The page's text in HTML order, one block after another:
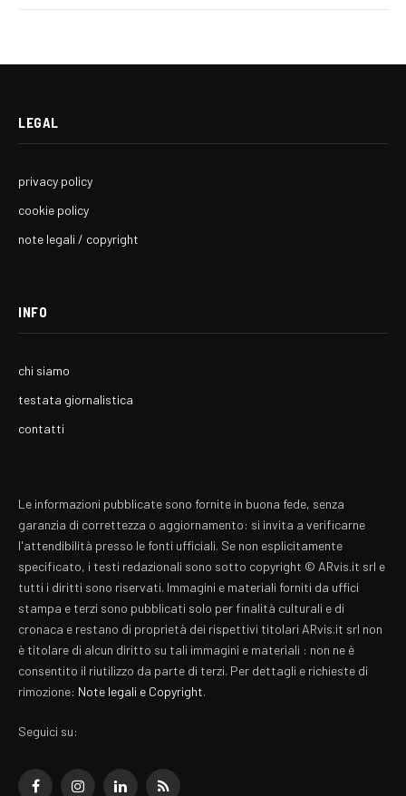
LEGAL
privacy policy
cookie policy
note legali / copyright
INFO
chi siamo
testata giornalistica
contatti
Le informazioni pubblicate sono fornite in buona fede, senza
garanzia di correttezza o aggiornamento: si invita a verificarne
l'attendibilità presso le fonti ufficiali. Se non esplicitamente
specificato, i testi redazionali sono sotto copyright © ARvis.it srl e
tutti i diritti sono riservati. Immagini e materiali forniti da uffici
stampa e terzi sono pubblicati solo per finalità culturali e di
cronaca e restano di proprietà dei rispettivi titolari ARvis.it srl non
è titolare di alcun diritto su tali immagini e materiali : non ne è
consentito il riutilizzo da parte di terzi. Per dettagli e richieste di
rimozione: Note legali e Copyright.
Seguici su: